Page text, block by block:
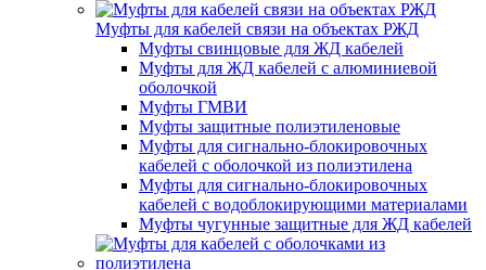
Муфты для кабелей связи на объектах РЖД
Муфты свинцовые для ЖД кабелей
Муфты для ЖД кабелей с алюминиевой
оболочкой
Муфты ГМВИ
Муфты защитные полиэтиленовые
Муфты для сигнально-блокировочных
кабелей с оболочкой из полиэтилена
Муфты для сигнально-блокировочных
кабелей с водоблокирующими материалами
Муфты чугунные защитные для ЖД кабелей